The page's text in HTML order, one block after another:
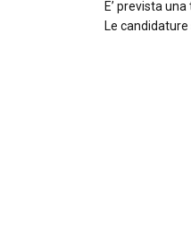
E’ prevista
Le